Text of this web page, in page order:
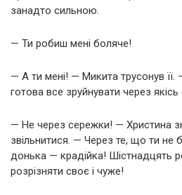
занадто сильною.
— Ти робиш мені боляче!
— А ти мені! — Микита трусонув її.
готова все зруйнувати через
— Не через сережки! — Христина
звільнитися. — Через те, що ти не
донька — крадійка! Шістнадцять
розрізняти своє і чуже!